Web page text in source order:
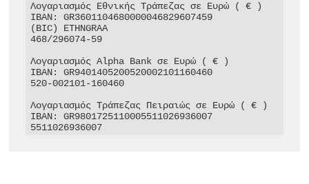
Λογαριασμός Εθνικής Τράπεζας σε Ευρώ ( € )
IBAN: GR3601104680000046829607459
(BIC) ETHNGRAA
468/296074-59
Λογαριασμός Alpha Bank σε Ευρώ ( € )
IBAN: GR9401405200520002101160460
520-002101-160460
Λογαριασμός Τράπεζας Πειραιώς σε Ευρώ ( € )
IBAN: GR9801725110005511026936007
5511026936007